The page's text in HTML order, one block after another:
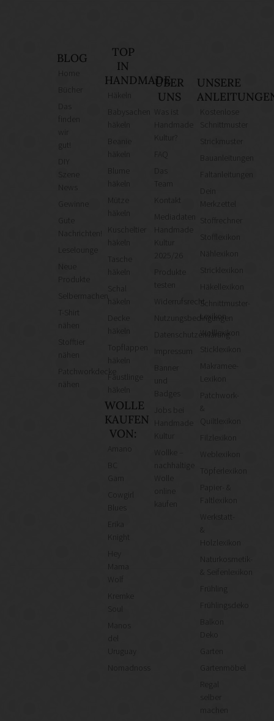
BLOG
finden
gut!
News
Gute
Nachrichten!
Leselounge
Neue
Produkte
Selbermachen
T-Shirt
Stofftier
Patchworkdecke
TOP
IN
HANDMADE
häkeln
häkeln
Mütze
häkeln
Kuscheltier
Tasche
häkeln
häkeln
Topflappen
häkeln
Fäustlinge
häkeln
WOLLE
KAUFEN
VON:
Cowgirl
Knight
Mama
Wolf
Kremke
Manos
Uruguay
Nomadnoss
ÜBER
UNS
Was ist
Kultur?
Das
Team
Kontakt
Mediadaten
Kultur
2025/26
Produkte
testen
Widerrufsrecht
Nutzungsbedingungen
Datenschutzerklärung
Kultur
Wollke –
nachhaltige
kaufen
UNSERE
Kostenlose
Schnittmuster
Strickmuster
Bauanleitungen
Faltanleitungen
Merkzettel
Stoffrechner
Stofflexikon
Nählexikon
Stricklexikon
Häkellexikon
Schnittmuster-
Lexikon
Wolllexikon
Sticklexikon
Makramee-
Lexikon
Patchwork-
&
Quiltlexikon
Filzlexikon
Weblexikon
Töpferlexikon
Papier- &
Faltlexikon
Werkstatt-
&
Holzlexikon
Naturkosmetik-
& Seifenlexikon
Frühling
Frühlingsdeko
Deko
Garten
Gartenmöbel
Regal